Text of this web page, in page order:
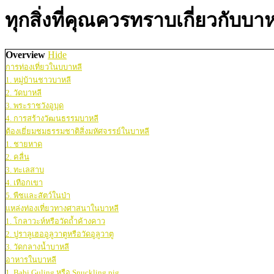
ทุกสิ่งที่คุณควรทราบเกี่ยวกับบา
Overview Hide
การท่องเที่ยวในบบาหลี
1. หมู่บ้านชาวบาหลี
2. วัดบาหลี
3. พระราชวังอูบุด
4. การสร้างวัฒนธรรมบาหลี
ต้องเยี่ยมชมธรรมชาติสิ่งมหัศจรรย์ในบาหลี
1. ชายหาด
2. คลื่น
3. ทะเลสาบ
4. เทือกเขา
5. พืชและสัตว์ในป่า
แหล่งท่องเที่ยวทางศาสนาในบาหลี
1. โกลาวะห์หรือวัดถ้ำค้างคาว
2. ปูราลูเฮออูลูวาตูหรือวัดอูลูวาตู
3. วัดกลางน้ำบาหลี
อาหารในบาหลี